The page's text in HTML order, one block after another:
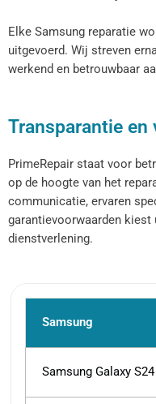
Elke Samsung reparatie
uitgevoerd. Wij streven
werkend en betrouwbaar
Transparantie en
PrimeRepair staat voor
op de hoogte van het
communicatie, ervaren
garantievoorwaarden
dienstverlening.
Samsung
Samsung Galaxy S24